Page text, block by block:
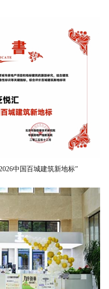
中国百城建筑新地标”